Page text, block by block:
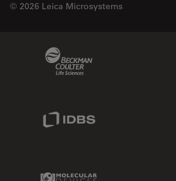
© 2026 Leica Microsystems
Molecular Devices Link